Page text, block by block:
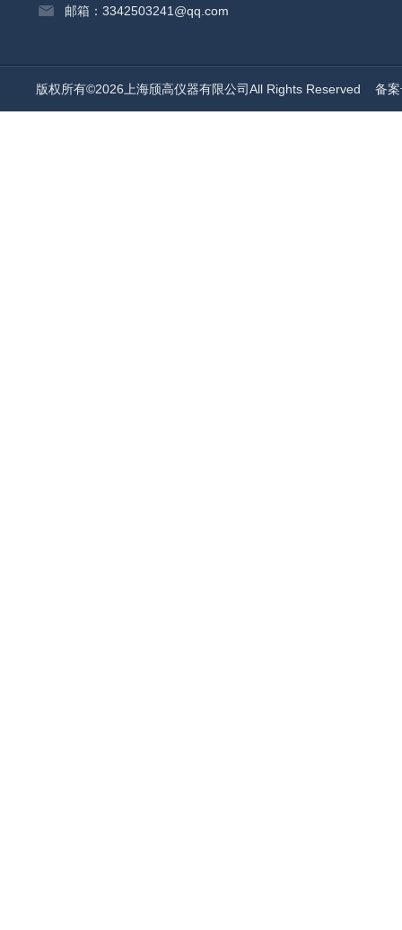
邮箱：3342503241@qq.com
版权所有©2026上海颀高仪器有限公司All Rights Reserved 备